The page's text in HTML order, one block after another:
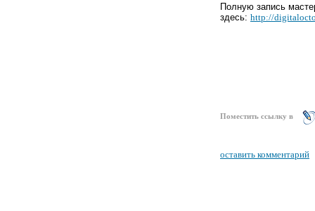
Полную запись
здесь: http://
Поместить ссылку в
оставить комментарий